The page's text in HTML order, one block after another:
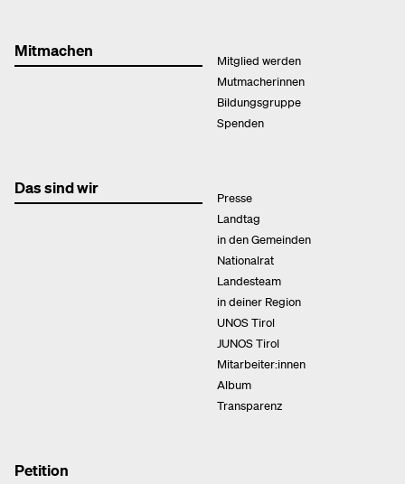
Mitmachen
Mitglied werden
Mutmacherinnen
Bildungsgruppe
Spenden
Das sind wir
Presse
Landtag
in den Gemeinden
Nationalrat
Landesteam
in deiner Region
UNOS Tirol
JUNOS Tirol
Mitarbeiter:innen
Album
Transparenz
Petition